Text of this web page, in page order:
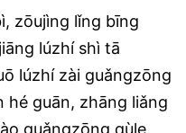
zōujìng lǐng bīng
lúzhí shì tā
lúzhí zài guǎngzōng
hé guān, zhāng liǎng